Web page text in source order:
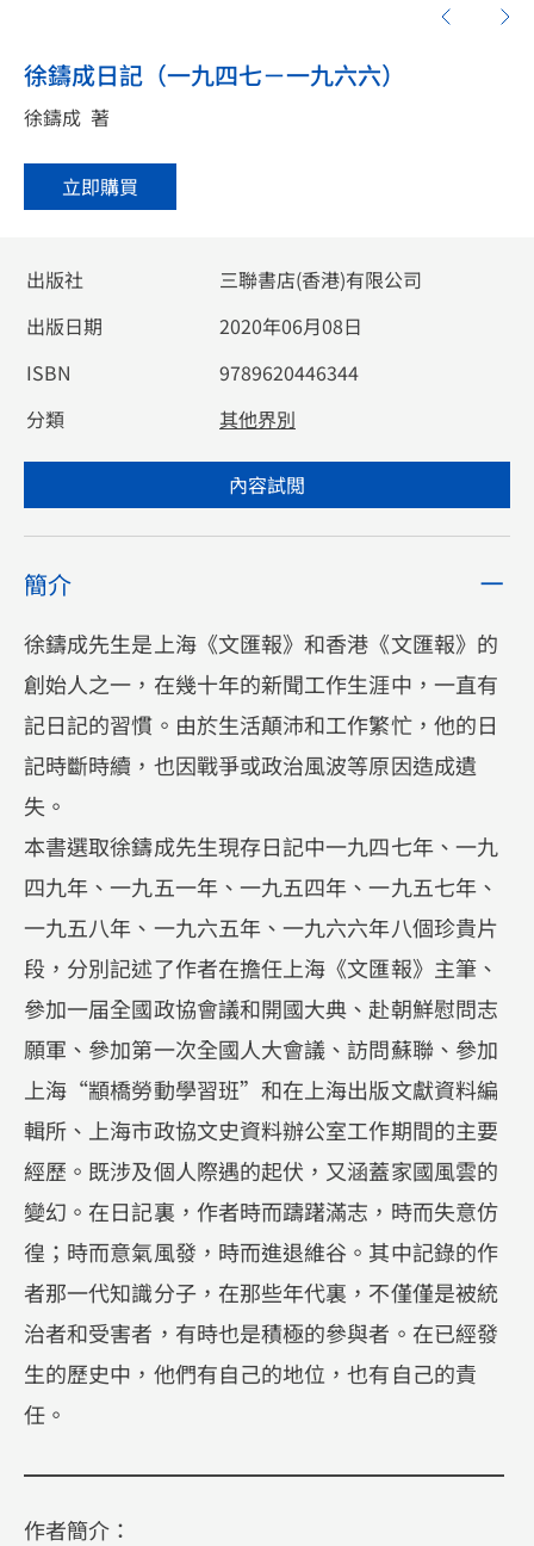
徐鑄成日記（一九四七－一九六六）
徐鑄成 著
立即購買
出版社
三聯書店(香港)有限公司
出版日期
2020年06月08日
ISBN
9789620446344
分類
其他界別
內容試閲
簡介
徐鑄成先生是上海《文匯報》和香港《文匯報》的
創始人之一，在幾十年的新聞工作生涯中，一直有
記日記的習慣。由於生活顛沛和工作繁忙，他的日
記時斷時續，也因戰爭或政治風波等原因造成遺
失。
本書選取徐鑄成先生現存日記中一九四七年、一九
四九年、一九五一年、一九五四年、一九五七年、
一九五八年、一九六五年、一九六六年八個珍貴片
段，分別記述了作者在擔任上海《文匯報》主筆、
參加一届全國政協會議和開國大典、赴朝鮮慰問志
願軍、參加第一次全國人大會議、訪問蘇聯、參加
上海“顓橋勞動學習班”和在上海出版文獻資料編
輯所、上海市政協文史資料辦公室工作期間的主要
經歷。既涉及個人際遇的起伏，又涵蓋家國風雲的
變幻。在日記裏，作者時而躊躇滿志，時而失意仿
徨；時而意氣風發，時而進退維谷。其中記錄的作
者那一代知識分子，在那些年代裏，不僅僅是被統
治者和受害者，有時也是積極的參與者。在已經發
生的歷史中，他們有自己的地位，也有自己的責
任。
作者簡介：